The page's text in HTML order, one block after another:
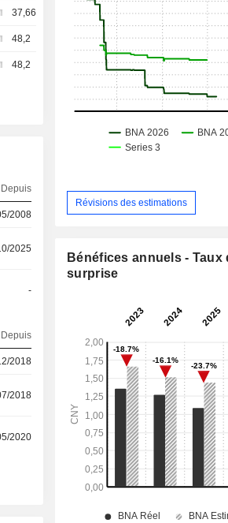
37,66
48,2
48,2
Depuis
2008
2025
-
Depuis
2018
2018
2020
Révisions des estimations
Bénéfices annuels - Taux
surprise